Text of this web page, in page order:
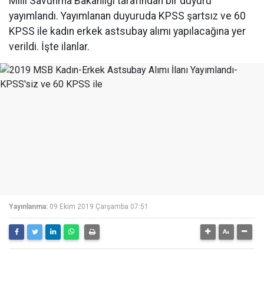
yayımlandı. Yayımlanan duyuruda KPSS şartsız ve 60
KPSS ile kadın erkek astsubay alımı yapılacağına yer
verildi. İşte ilanlar.
Yayınlanma: 09 Ekim 2019 Çarşamba 07:51